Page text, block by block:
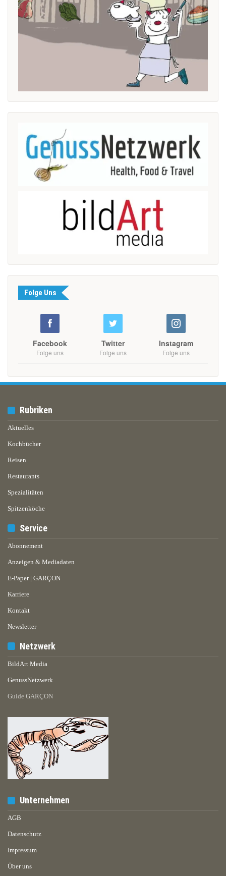
Folge Uns
Facebook
Folge uns
Twitter
Folge uns
Instagram
Folge uns
Rubriken
Aktuelles
Kochbücher
Reisen
Restaurants
Spezialitäten
Spitzenköche
Service
Abonnement
Anzeigen & Mediadaten
E-Paper | GARÇON
Karriere
Kontakt
Newsletter
Netzwerk
BildArt Media
GenussNetzwerk
Guide GARÇON
Unternehmen
AGB
Datenschutz
Impressum
Über uns